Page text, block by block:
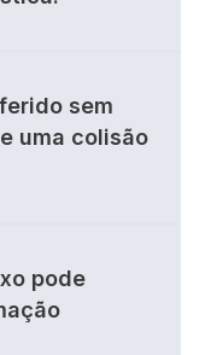
sem
uma colisão
pode